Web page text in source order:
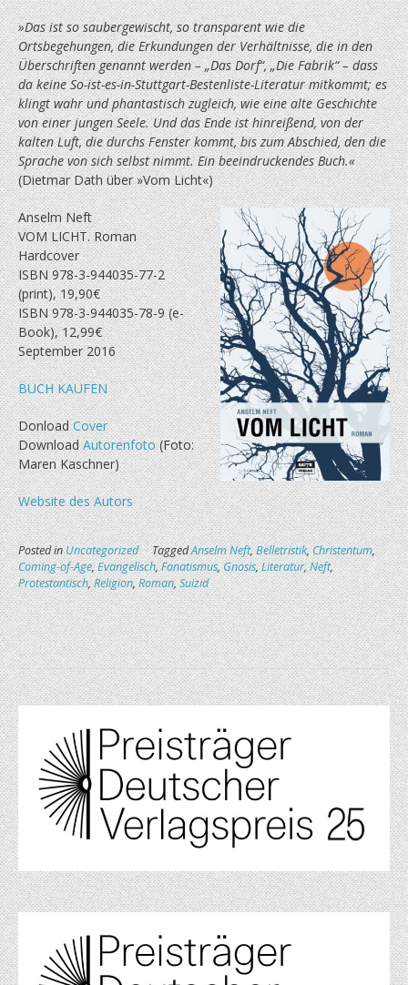
»Das ist so saubergewischt, so transparent wie die
Ortsbegehungen, die Erkundungen der Verhältnisse, die in den
Überschriften genannt werden – „Das Dorf“, „Die Fabrik“ – dass
da keine So-ist-es-in-Stuttgart-Bestenliste-Literatur mitkommt; es
klingt wahr und phantastisch zugleich, wie eine alte Geschichte
von einer jungen Seele. Und das Ende ist hinreißend, von der
kalten Luft, die durchs Fenster kommt, bis zum Abschied, den die
Sprache von sich selbst nimmt. Ein beeindruckendes Buch.«
(Dietmar Dath über »Vom Licht«)
Anselm Neft
VOM LICHT. Roman
Hardcover
ISBN 978-3-944035-77-2
(print), 19,90€
ISBN 978-3-944035-78-9 (e-
Book), 12,99€
September 2016
BUCH KAUFEN
DonloadCover
DownloadAutorenfoto(Foto:
Maren Kaschner)
Website des Autors
Posted inUncategorized TaggedAnselm Neft,Belletristik,Christentum,
Coming-of-Age,Evangelisch,Fanatismus,Gnosis,Literatur,Neft,
Protestantisch,Religion,Roman,Suizid